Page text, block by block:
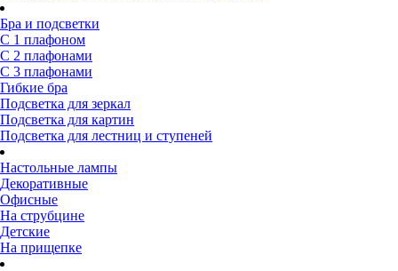
Бра и подсветки
С 1 плафоном
С 2 плафонами
С 3 плафонами
Гибкие бра
Подсветка для зеркал
Подсветка для картин
Подсветка для лестниц и ступеней
Настольные лампы
Декоративные
Офисные
На струбцине
Детские
На прищепке